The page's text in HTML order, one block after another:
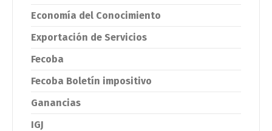
Economía del Conocimiento
Exportación de Servicios
Fecoba
Fecoba Boletín impositivo
Ganancias
IGJ